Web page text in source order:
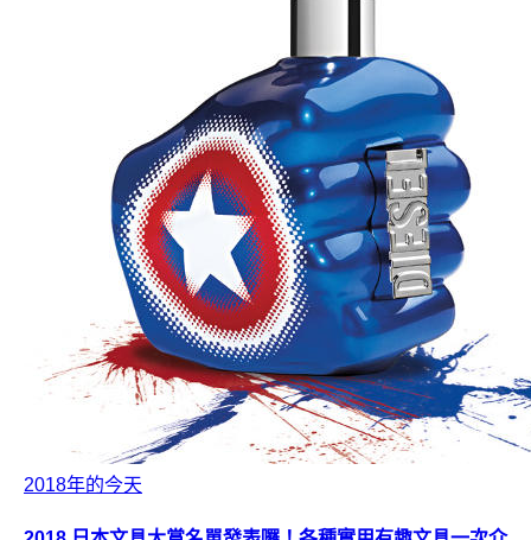
2018年的今天